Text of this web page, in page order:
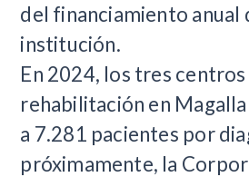
del financiamiento anual
institución.
En 2024, los tres centros
rehabilitación en
a 7.281 pacientes por
próximamente, la